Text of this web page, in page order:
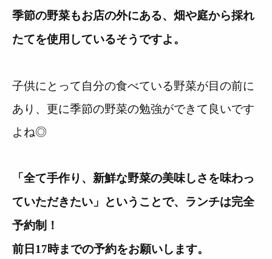
季節の野菜もお店の外にある、畑や庭から採れ
たてを使用しているそうですよ。
子供にとって自分の食べている野菜が目の前に
あり、更に季節の野菜の勉強ができて良いです
よね◎
「全て手作り、新鮮な野菜の美味しさを味わっ
ていただきたい」ということで、ランチは完全
予約制！
前日17時までの予約をお願いします。